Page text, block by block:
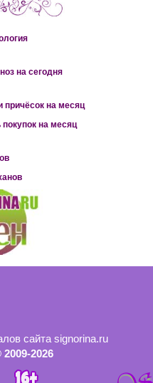
на сегодня
причёсок на месяц
на месяц
сайта signorina.ru
2026